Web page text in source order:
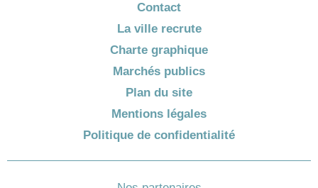
Contact
La ville recrute
Charte graphique
Marchés publics
Plan du site
Mentions légales
Politique de confidentialité